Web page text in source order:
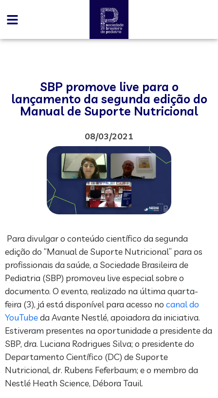
SBP promove live para o
lançamento da segunda edição do
Manual de Suporte Nutricional
08/03/2021
Para divulgar o conteúdo científico da segunda
edição do “Manual de Suporte Nutricional” para os
profissionais da saúde, a Sociedade Brasileira de
Pediatria (SBP) promoveu live especial sobre o
documento. O evento, realizado na última quarta-
feira (3), já está disponível para acesso no canal do
YouTubeda Avante Nestlé, apoiadora da iniciativa.
Estiveram presentes na oportunidade a presidente da
SBP, dra. Luciana Rodrigues Silva; o presidente do
Departamento Científico (DC) de Suporte
Nutricional, dr. Rubens Feferbaum; e o membro da
Nestlé Heath Science, Débora Tauil.